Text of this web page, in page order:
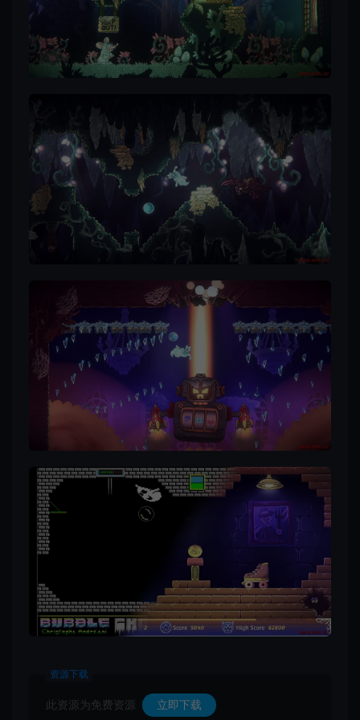
资源下载
此资源为免费资源 立即下载